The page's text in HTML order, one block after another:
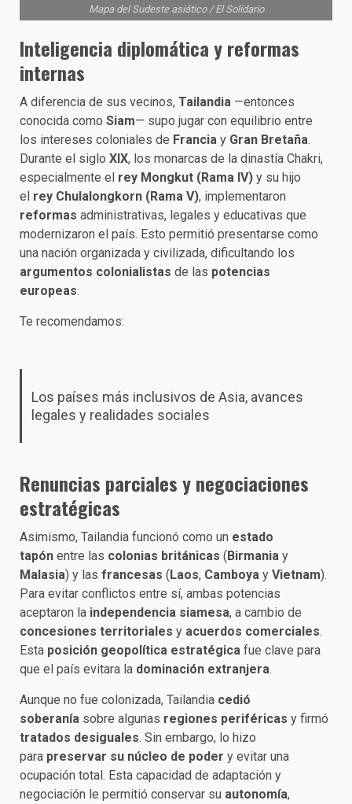
Mapa del Sudeste asiático / El Solidario
Inteligencia diplomática y reformas
internas
A diferencia de sus vecinos, Tailandia —entonces
conocida como Siam— supo jugar con equilibrio entre
los intereses coloniales de Francia y Gran Bretaña.
Durante el siglo XIX, los monarcas de la dinastía Chakri,
especialmente el rey Mongkut (Rama IV) y su hijo
el rey Chulalongkorn (Rama V), implementaron
reformas administrativas, legales y educativas que
modernizaron el país. Esto permitió presentarse como
una nación organizada y civilizada, dificultando los
argumentos colonialistas de las potencias
europeas.
Te recomendamos:
Los países más inclusivos de Asia, avances
legales y realidades sociales
Renuncias parciales y negociaciones
estratégicas
Asimismo, Tailandia funcionó como un estado
tapón entre las colonias británicas (Birmania y
Malasia) y las francesas (Laos, Camboya y Vietnam).
Para evitar conflictos entre sí, ambas potencias
aceptaron la independencia siamesa, a cambio de
concesiones territoriales y acuerdos comerciales.
Esta posición geopolítica estratégica fue clave para
que el país evitara la dominación extranjera.
Aunque no fue colonizada, Tailandia cedió
soberanía sobre algunas regiones periféricas y firmó
tratados desiguales. Sin embargo, lo hizo
para preservar su núcleo de poder y evitar una
ocupación total. Esta capacidad de adaptación y
negociación le permitió conservar su autonomía,